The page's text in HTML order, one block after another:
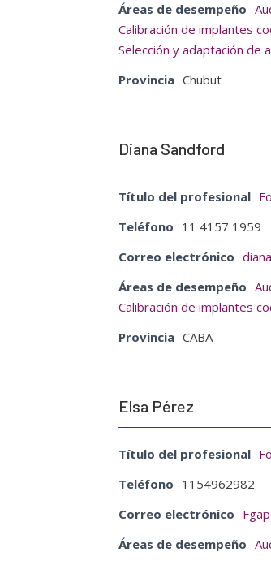
Áreas de desempeño
Calibración de implantes
Selección y adaptación de
Provincia Chubut
Diana Sandford
Título del profesional
Teléfono 11 4157 1959
Correo electrónico
Áreas de desempeño
Calibración de implantes
Provincia CABA
Elsa Pérez
Título del profesional
Teléfono 1154962982
Correo electrónico
Áreas de desempeño